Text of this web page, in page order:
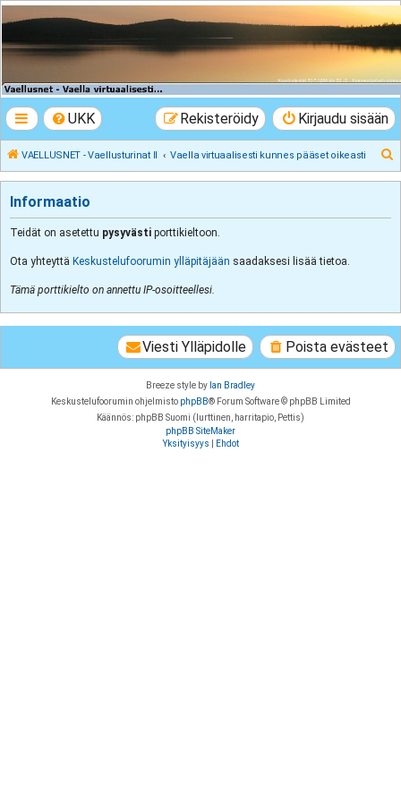
VAELLUSNET -
Vaellusturinat II
UKK Kirjaudu sisään
Rekisteröidy
VAELLUSNET - Vaellusturinat II Vaella virtuaalisesti kunnes pääset oikeasti
Informaatio
Teidät on asetettu pysyvästi porttikieltoon.
Ota yhteyttä Keskustelufoorumin ylläpitäjään saadaksesi lisää tietoa.
Tämä porttikielto on annettu IP-osoitteellesi.
Poista evästeet
Viesti Ylläpidolle
Breeze style by Ian Bradley
Keskustelufoorumin ohjelmisto phpBB® Forum Software © phpBB Limited
Käännös: phpBB Suomi (lurttinen, harritapio, Pettis)
phpBB SiteMaker
Yksityisyys
Ehdot